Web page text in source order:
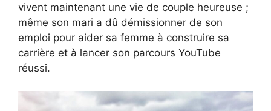
vivent maintenant une vie de couple heureuse ;
même son mari a dû démissionner de son
emploi pour aider sa femme à construire sa
carrière et à lancer son parcours YouTube
réussi.